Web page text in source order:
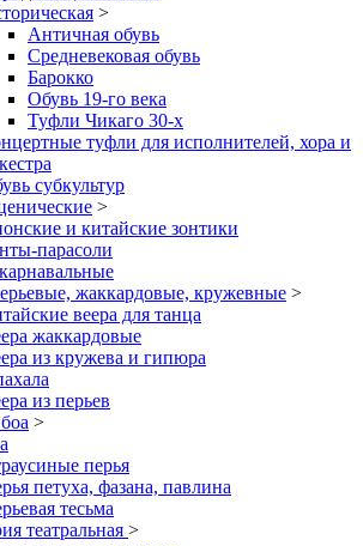
>
Античная обувь
Средневековая обувь
Барокко
Обувь 19-го века
Туфли Чикаго 30-х
туфли для исполнителей, хора и
субкультур
>
и китайские зонтики
парасоли
жаккардовые, кружевные >
веера для танца
жаккардовые
из кружева и гипюра
из перьев
>
перья
петуха, фазана, павлина
тесьма
театральная >